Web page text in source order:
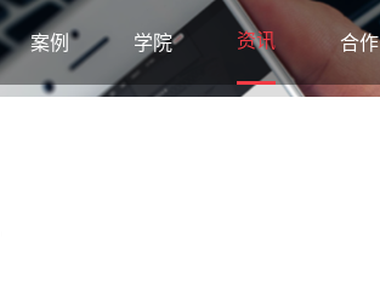
案例 学院 资讯 合作